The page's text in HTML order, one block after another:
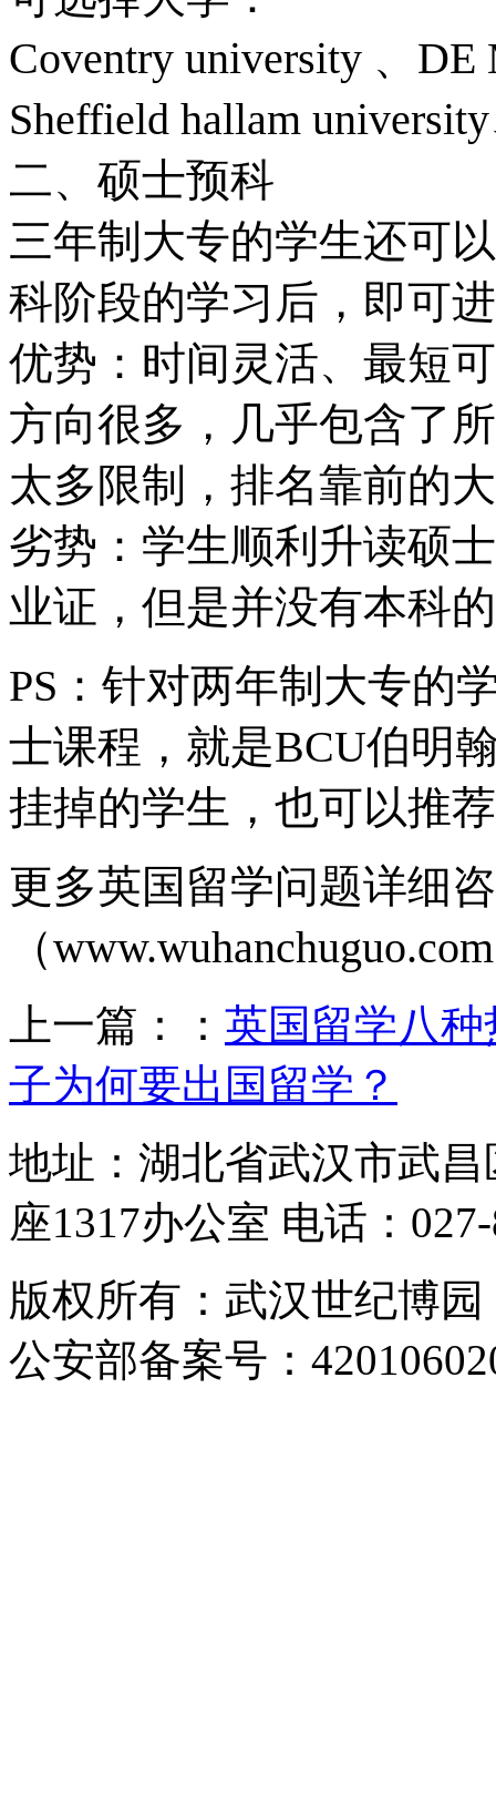
Coventry university 、
Sheffield hallam
二、硕士预科
三年制大专的学生还可
科阶段的学习后，即可
优势：时间灵活、最短
方向很多，几乎包含了
太多限制，排名靠前的
劣势：学生顺利升读硕
业证，但是并没有本科
PS：针对两年制大专的
士课程，就是BCU伯明
挂掉的学生，也可以推
更多英国留学问题详细
（
上一篇：： 英国留学八
子为何要出国留学？
地址：湖北省武汉市武
座1317办公室 电话：
版权所有：武汉世纪博园
公安部备案号：